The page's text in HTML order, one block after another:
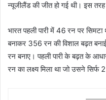
न्यूजीलैंड की जीत हो गई थी। इस तरह
भारत पहली पारी में 46 रन पर
बनाकर 356 रन की विशाल बढ़त
रन बनाए। पहली पारी के बढ़त के
रन का लक्ष्य मिला था जो उसने सिर्फ